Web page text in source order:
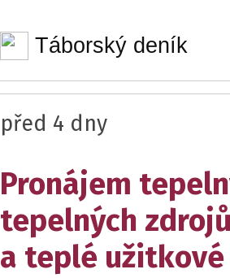
Táborský deník
před 4 dny
Pronájem
tepelných
a teplé užitkové